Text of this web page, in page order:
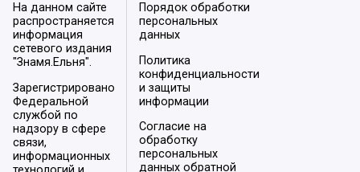
На данном сайте
распространяется
информация
сетевого издания
"Знамя.Ельня".
Зарегистрировано
Федеральной
службой по
надзору в сфере
связи,
информационных
Порядок обработки
персональных
данных
Политика
конфиденциальности
и защиты
информации
Согласие на
обработку
персональных
данных обратной